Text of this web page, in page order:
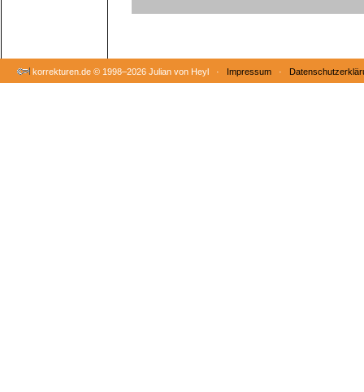
korrekturen.de © 1998–2026 Julian von Heyl · Impressum ·